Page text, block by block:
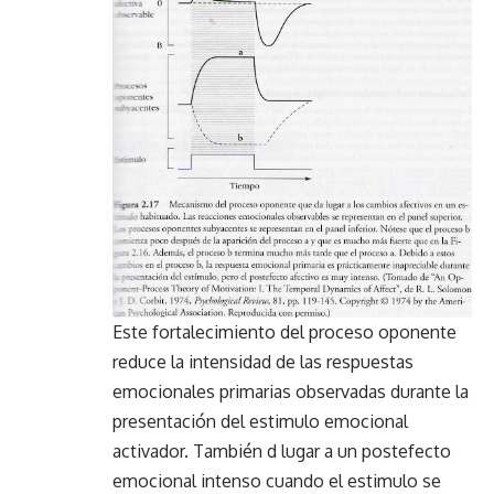
Este fortalecimiento del proceso oponente
reduce la intensidad de las respuestas
emocionales primarias observadas durante la
presentación del estimulo emocional
activador. También d lugar a un postefecto
emocional intenso cuando el estimulo se